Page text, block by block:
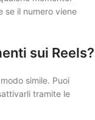
se il numero viene
sui Reels?
simile. Puoi
tramite le